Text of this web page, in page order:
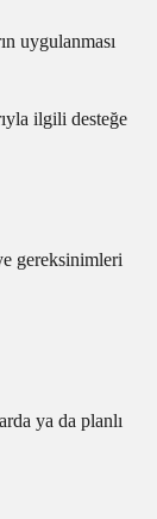
uygulanması
ilgili desteğe
gereksinimleri
ya da planlı